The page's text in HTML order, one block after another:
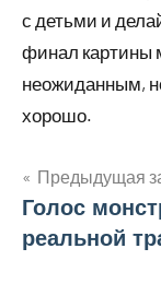
с детьми и
финал картины
неожиданным,
хорошо.
по
Предыдущая
Голос
реальной